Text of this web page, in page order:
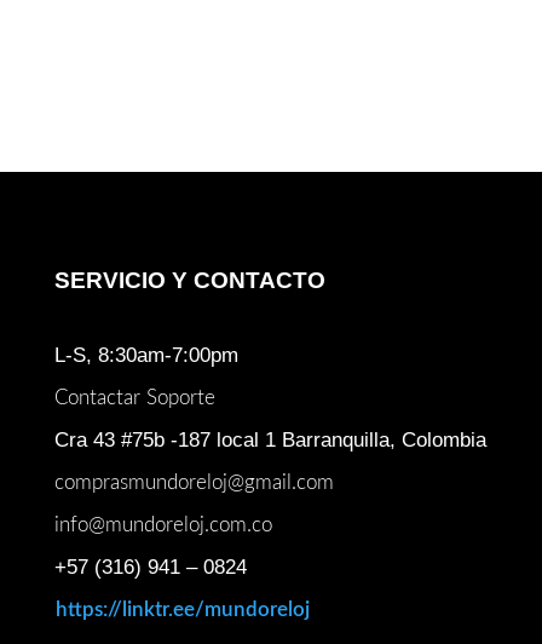
SERVICIO Y CONTACTO
L-S, 8:30am-7:00pm
Contactar Soporte
Cra 43 #75b -187 local 1 Barranquilla, Colombia
comprasmundoreloj@gmail.com
info@mundoreloj.com.co
+57 (316) 941 – 0824
https://linktr.ee/mundoreloj